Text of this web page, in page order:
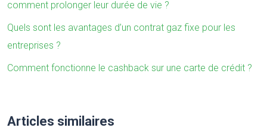
comment prolonger leur durée de vie ?
Quels sont les avantages d’un contrat gaz fixe pour les
entreprises ?
Comment fonctionne le cashback sur une carte de crédit ?
Articles similaires